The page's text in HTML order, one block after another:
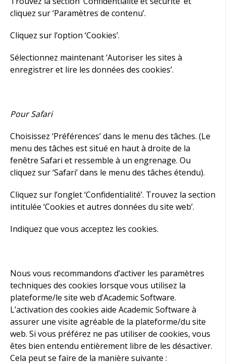
cliquez sur ‘Paramètres de contenu’.
Cliquez sur l’option ‘Cookies’.
Sélectionnez maintenant ‘Autoriser les sites à
enregistrer et lire les données des cookies’.
Pour Safari
Choisissez ‘Préférences’ dans le menu des tâches. (Le
menu des tâches est situé en haut à droite de la
fenêtre Safari et ressemble à un engrenage. Ou
cliquez sur ‘Safari’ dans le menu des tâches étendu).
Cliquez sur l’onglet ‘Confidentialité’. Trouvez la section
intitulée ‘Cookies et autres données du site web’.
Indiquez que vous acceptez les cookies.
Nous vous recommandons d’activer les paramètres
techniques des cookies lorsque vous utilisez la
plateforme/le site web d’Academic Software.
L’activation des cookies aide Academic Software à
assurer une visite agréable de la plateforme/du site
web. Si vous préférez ne pas utiliser de cookies, vous
êtes bien entendu entièrement libre de les désactiver.
Cela peut se faire de la manière suivante :